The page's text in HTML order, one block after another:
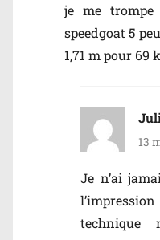
je me
speedgoat 5
1,71 m pour 69
13
Je n’ai